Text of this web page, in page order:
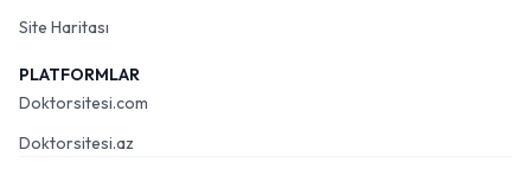
Site Haritası
PLATFORMLAR
Doktorsitesi.com
Doktorsitesi.az